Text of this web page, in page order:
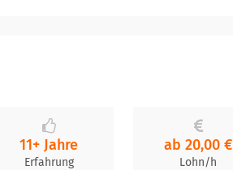
11+ Jahre
Erfahrung
ab 20,00 €
Lohn/h